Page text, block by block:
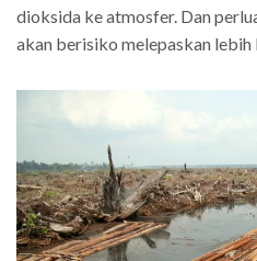
dioksida ke atmosfer. Dan
akan berisiko melepaskan lebih